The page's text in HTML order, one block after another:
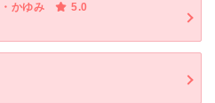
かゆみ
5.0